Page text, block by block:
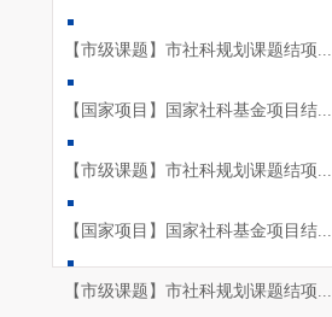
【市级课题】市社科规划课题结项...
【国家项目】国家社科基金项目结...
【市级课题】市社科规划课题结项...
【国家项目】国家社科基金项目结...
【市级课题】市社科规划课题结项...